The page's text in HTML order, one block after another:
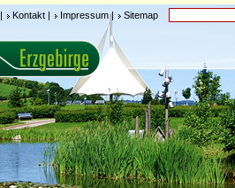
| Kontakt | Impressum| Sitemap